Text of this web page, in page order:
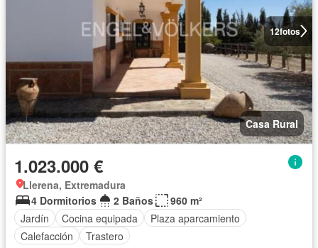
12fotos
Casa Rural
1.023.000 €
Llerena, Extremadura
4 Dormitorios
2 Baños
960 m²
Jardín
Cocina equipada
Plaza aparcamiento
Calefacción
Trastero